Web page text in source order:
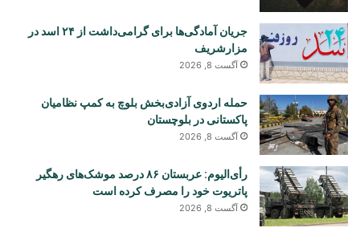
جریان آمادگی‌ها برای گرامی‌داشت از ۲۴ اسد در
مزارشریف
آگست 8, 2026
حمله اردوی آزادی‌بخش بلوچ به کمپ نظامیان
پاکستانی در بلوچستان
آگست 8, 2026
رأی‌الیوم: عربستان ۸۶ درصد موشک‌های رهگیر
پاتریوت خود را مصرف کرده است
آگست 8, 2026